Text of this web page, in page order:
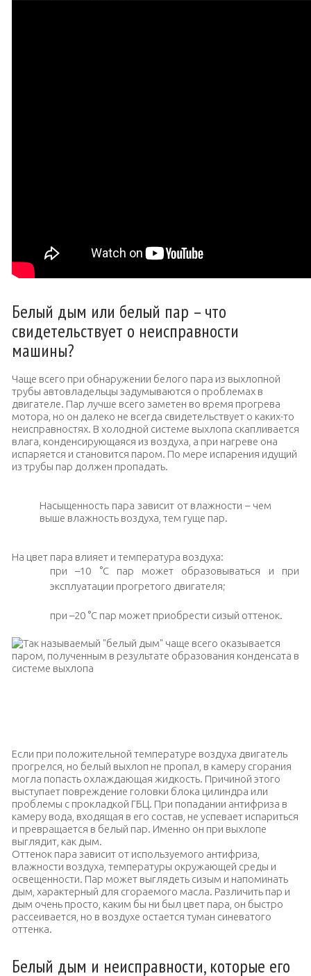
Белый дым или белый пар – что
свидетельствует о неисправности
машины?
Чаще всего при обнаружении белого пара из выхлопной
трубы автовладельцы задумываются о проблемах в
двигателе. Пар лучше всего заметен во время прогрева
мотора, но он далеко не всегда свидетельствует о каких-то
неисправностях. В холодной системе выхлопа скапливается
влага, конденсирующаяся из воздуха, а при нагреве она
испаряется и становится паром. По мере испарения идущий
из трубы пар должен пропадать.
Насыщенность пара зависит от влажности – чем
выше влажность воздуха, тем гуще пар.
На цвет пара влияет и температура воздуха:
при –10 °C пар может образовываться и при
эксплуатации прогретого двигателя;
при –20 °C пар может приобрести сизый оттенок.
Если при положительной температуре воздуха двигатель
прогрелся, но белый выхлоп не пропал, в камеру сгорания
могла попасть охлаждающая жидкость. Причиной этого
выступает повреждение головки блока цилиндра или
проблемы с прокладкой ГБЦ. При попадании антифриза в
камеру вода, входящая в его состав, не успевает испариться
и превращается в белый пар. Именно он при выхлопе
выглядит, как дым.
Оттенок пара зависит от используемого антифриза,
влажности воздуха, температуры окружающей среды и
освещенности. Пар может выглядеть сизым и напоминать
дым, характерный для сгораемого масла. Различить пар и
дым очень просто, каким бы ни был цвет пара, он быстро
рассеивается, но в воздухе остается туман синеватого
оттенка.
Белый дым и неисправности, которые его